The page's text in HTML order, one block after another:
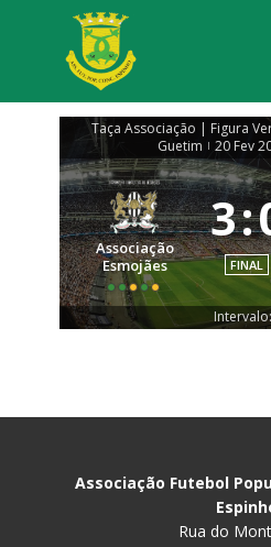
Taça Associação | Figura
Guetim | 20 Fev
Associação
Esmojães
3:
FINAL
Associação Futebol
Rua do